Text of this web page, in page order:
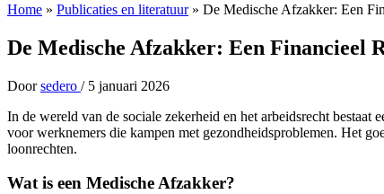
Home » Publicaties en literatuur» De Medische Afzakker: Een
De Medische Afzakker: Een Financieel
Doorsedero / 5 januari 2026
In de wereld van de sociale zekerheid en het arbeidsrecht bestaat
voor werknemers die kampen met gezondheidsproblemen. Het
loonrechten.
Wat is een Medische Afzakker?